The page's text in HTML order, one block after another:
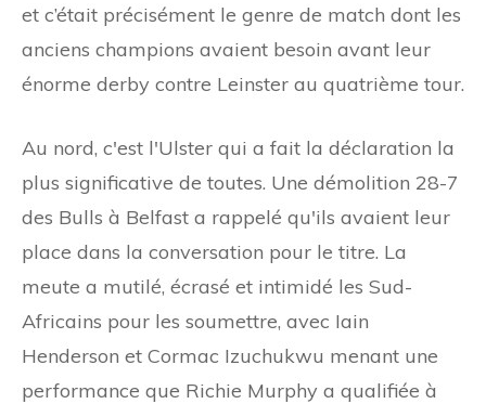
et c’était précisément le genre de match dont les
anciens champions avaient besoin avant leur
énorme derby contre Leinster au quatrième tour.
Au nord, c'est l'Ulster qui a fait la déclaration la
plus significative de toutes. Une démolition 28-7
des Bulls à Belfast a rappelé qu'ils avaient leur
place dans la conversation pour le titre. La
meute a mutilé, écrasé et intimidé les Sud-
Africains pour les soumettre, avec Iain
Henderson et Cormac Izuchukwu menant une
performance que Richie Murphy a qualifiée à